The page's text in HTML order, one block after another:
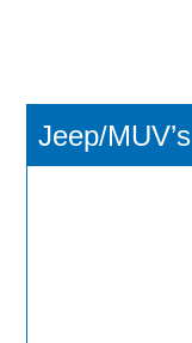
Jeep/MUV’s